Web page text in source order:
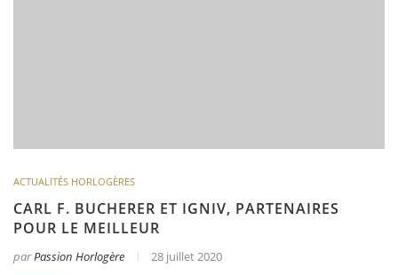
ACTUALITÉS HORLOGÈRES
CARL F. BUCHERER ET IGNIV, PARTENAIRES
POUR LE MEILLEUR
parPassion Horlogère 28 juillet 2020